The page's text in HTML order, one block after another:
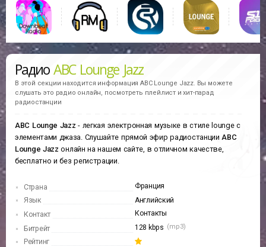
РадиоABC Lounge Jazz
В этой секции находится информация ABC Lounge Jazz. Вы можете
слушать это радио онлайн, посмотреть плейлист и хит-парад
радиостанции
ABC Lounge Jazz - легкая электронная музыке в стиле lounge с
элементами джаза. Слушайте прямой эфир радиостанцииABC
Lounge Jazzонлайн на нашем сайте, в отличном качестве,
бесплатно и без регистрации.
Страна
Франция
Язык
Английский
Контакт
Контакты
Битрейт
128 kbps (mp3)
Рейтинг